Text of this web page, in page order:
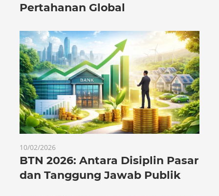
Pertahanan Global
10/02/2026
BTN 2026: Antara Disiplin Pasar
dan Tanggung Jawab Publik